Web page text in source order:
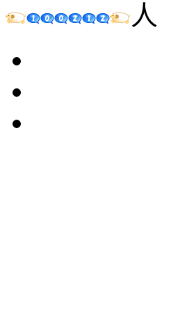
人